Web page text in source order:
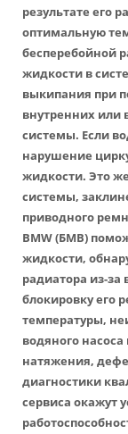
результате его
оптимальную
бесперебойной
жидкости в
выкипания при
внутренних
системы. Если
нарушение
жидкости. Это
системы,
приводного
BMW (БМВ)
жидкости,
радиатора из-
блокировку его
температуры,
водяного
натяжения,
диагностики
сервиса окажут